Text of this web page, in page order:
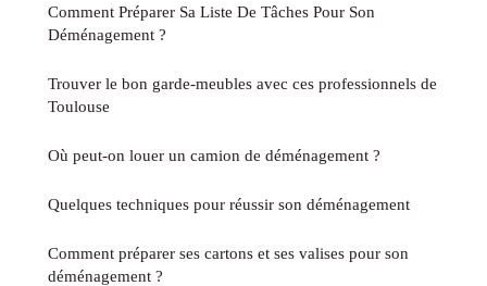
Comment Préparer Sa Liste De Tâches Pour Son
Déménagement ?
Trouver le bon garde-meubles avec ces professionnels de
Toulouse
Où peut-on louer un camion de déménagement ?
Quelques techniques pour réussir son déménagement
Comment préparer ses cartons et ses valises pour son
déménagement ?